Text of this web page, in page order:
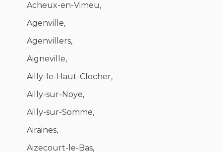
Acheux-en-Vimeu,
Agenville,
Agenvillers,
Aigneville,
Ailly-le-Haut-Clocher,
Ailly-sur-Noye,
Ailly-sur-Somme,
Airaines,
Aizecourt-le-Bas,